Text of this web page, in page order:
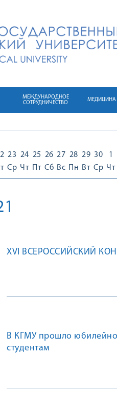
МЕЖДУНАРОДНОЕ
СОТРУДНИЧЕСТВО
МЕДИЦИНА
23
Ср
24
Чт
25
Пт
26
Сб
27
Вс
28
Пн
29
Вт
30
Ср
1
Чт
XVI ВСЕРОССИЙСКИЙ
В КГМУ прошло
студентам